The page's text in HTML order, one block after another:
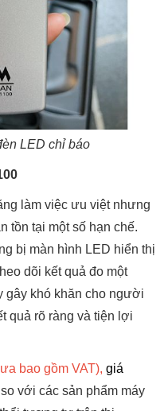
LED chỉ báo
làm việc ưu việt nhưng
tồn tại một số hạn chế.
bị màn hình LED hiển thị
dõi kết quả đo một
gây khó khăn cho người
quả rõ ràng và tiện lợi
bao gồm VAT), giá
so với các sản phẩm máy